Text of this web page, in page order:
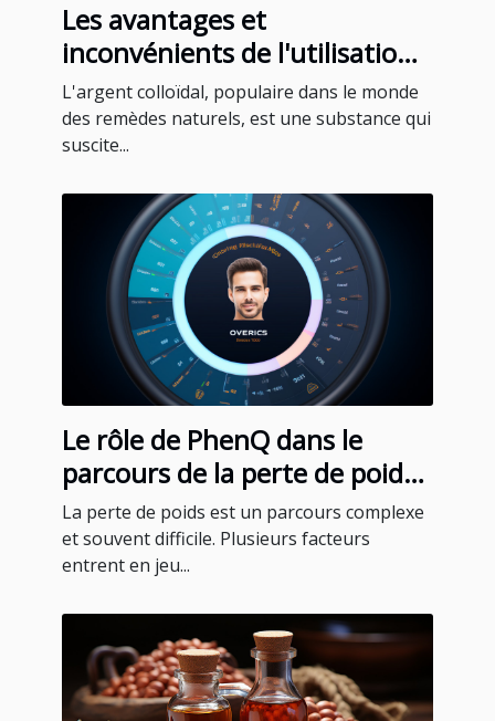
Les avantages et
inconvénients de l'utilisation
de l'argent colloïdal
L'argent colloïdal, populaire dans le monde
des remèdes naturels, est une substance qui
suscite...
Le rôle de PhenQ dans le
parcours de la perte de poids :
témoignages et expériences
des utilisateurs
La perte de poids est un parcours complexe
et souvent difficile. Plusieurs facteurs
entrent en jeu...